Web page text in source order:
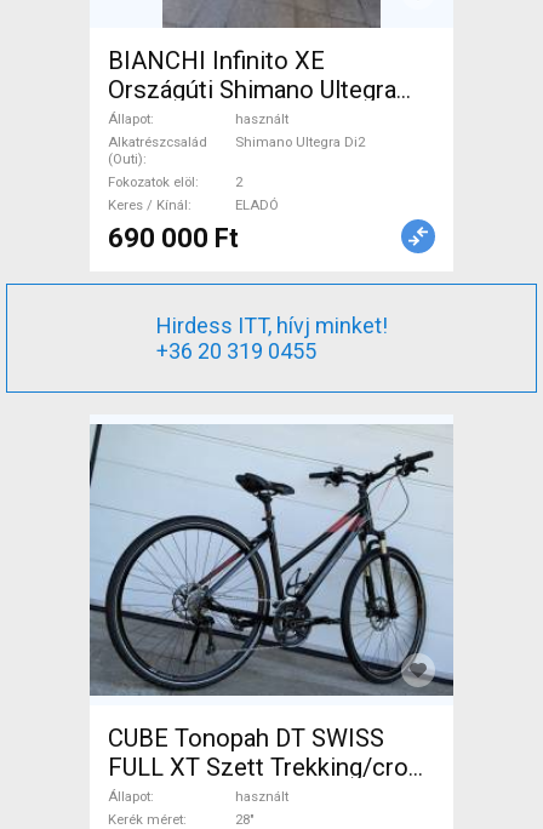
BIANCHI Infinito XE
Országúti Shimano Ultegra
Di2 tárcsafék használt ELADÓ
Állapot
használt
Alkatrészcsalád
(Outi)
Shimano Ultegra Di2
Fokozatok elöl
2
Keres / Kínál
ELADÓ
690 000 Ft
Hirdess ITT, hívj minket!
+36 20 319 0455
CUBE Tonopah DT SWISS
FULL XT Szett Trekking/cross
tárcsafék használt ELADÓ
Állapot
használt
Kerék méret
28"